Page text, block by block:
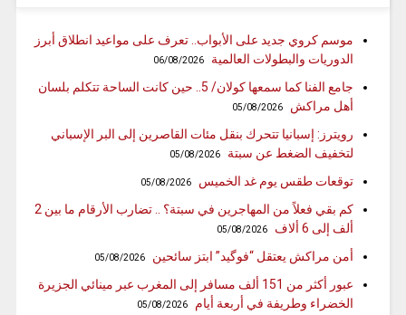
موسم كروي جديد على الأبواب.. تعرف على مواعيد انطلاق أبرز
الدوريات والبطولات العالمية
06/08/2026
جامع الفنا كما سمعها كولان/ 5.. حين كانت الساحة تتكلم بلسان
أهل مراكش
05/08/2026
رويترز: إسبانيا تتحرك بنقل مئات القاصرين إلى البر الإسباني
لتخفيف الضغط عن سبتة
05/08/2026
توقعات طقس يوم غد الخميس 05/08/2026
كم بقي فعلاً من المهاجرين في سبتة؟ .. تضارب الأرقام ما بين 2
ألف إلى 6 ألاف
05/08/2026
أمن مراكش يعتقل “فوگيد” ابتز سائحين 05/08/2026
عبور أكثر من 151 ألف مسافر إلى المغرب عبر مينائي الجزيرة
الخضراء وطريفة في أربعة أيام
05/08/2026